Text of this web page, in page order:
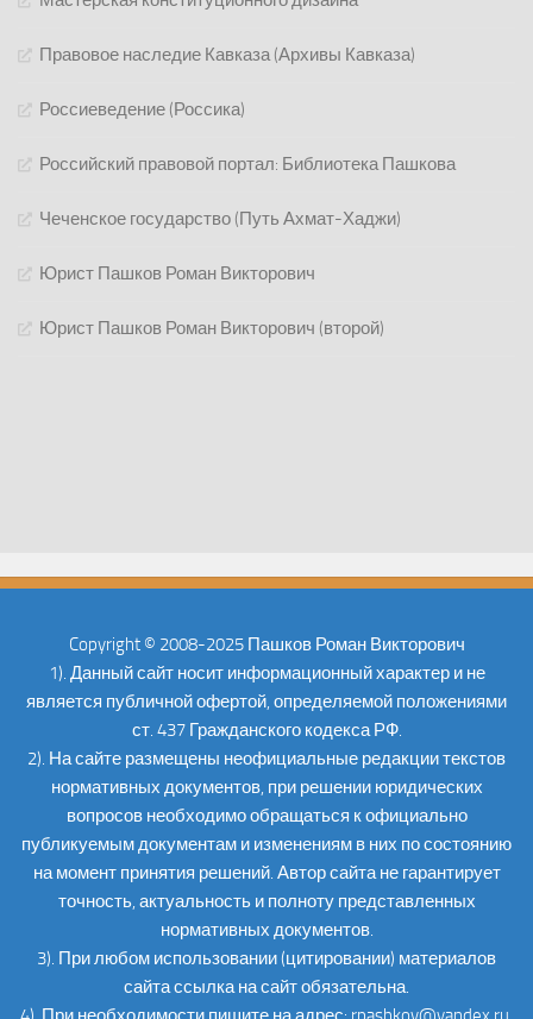
Правовое наследие Кавказа (Архивы Кавказа)
Россиеведение (Россика)
Российский правовой портал: Библиотека Пашкова
Чеченское государство (Путь Ахмат-Хаджи)
Юрист Пашков Роман Викторович
Юрист Пашков Роман Викторович (второй)
Copyright © 2008-2025 Пашков Роман Викторович
1). Данный сайт носит информационный характер и не
является публичной офертой, определяемой положениями
ст. 437 Гражданского кодекса РФ.
2). На сайте размещены неофициальные редакции текстов
нормативных документов, при решении юридических
вопросов необходимо обращаться к официально
публикуемым документам и изменениям в них по состоянию
на момент принятия решений. Автор сайта не гарантирует
точность, актуальность и полноту представленных
нормативных документов.
3). При любом использовании (цитировании) материалов
сайта ссылка на сайт обязательна.